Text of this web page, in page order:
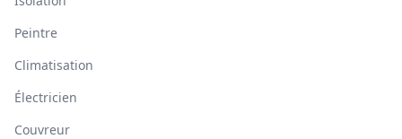
Peintre
Climatisation
Électricien
Couvreur